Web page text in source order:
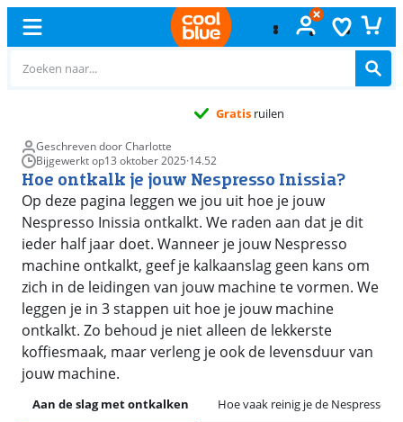
Gratisruilen
Geschreven door Charlotte
Bijgewerkt op13 oktober 2025·14.52
Hoe ontkalk je jouw Nespresso Inissia?
Op deze pagina leggen we jou uit hoe je jouw
Nespresso Inissia ontkalkt. We raden aan dat je dit
ieder half jaar doet. Wanneer je jouw Nespresso
machine ontkalkt, geef je kalkaanslag geen kans om
zich in de leidingen van jouw machine te vormen. We
leggen je in 3 stappen uit hoe je jouw machine
ontkalkt. Zo behoud je niet alleen de lekkerste
koffiesmaak, maar verleng je ook de levensduur van
jouw machine.
Aan de slag met ontkalken Hoe vaak reinig je de Nespresso